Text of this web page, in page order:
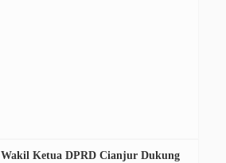
Wakil Ketua DPRD Cianjur Dukung